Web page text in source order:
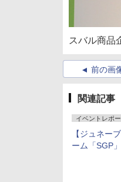
スバル商品
前の画
関連記事
イベントレポー
【ジュネー
ーム「SGP